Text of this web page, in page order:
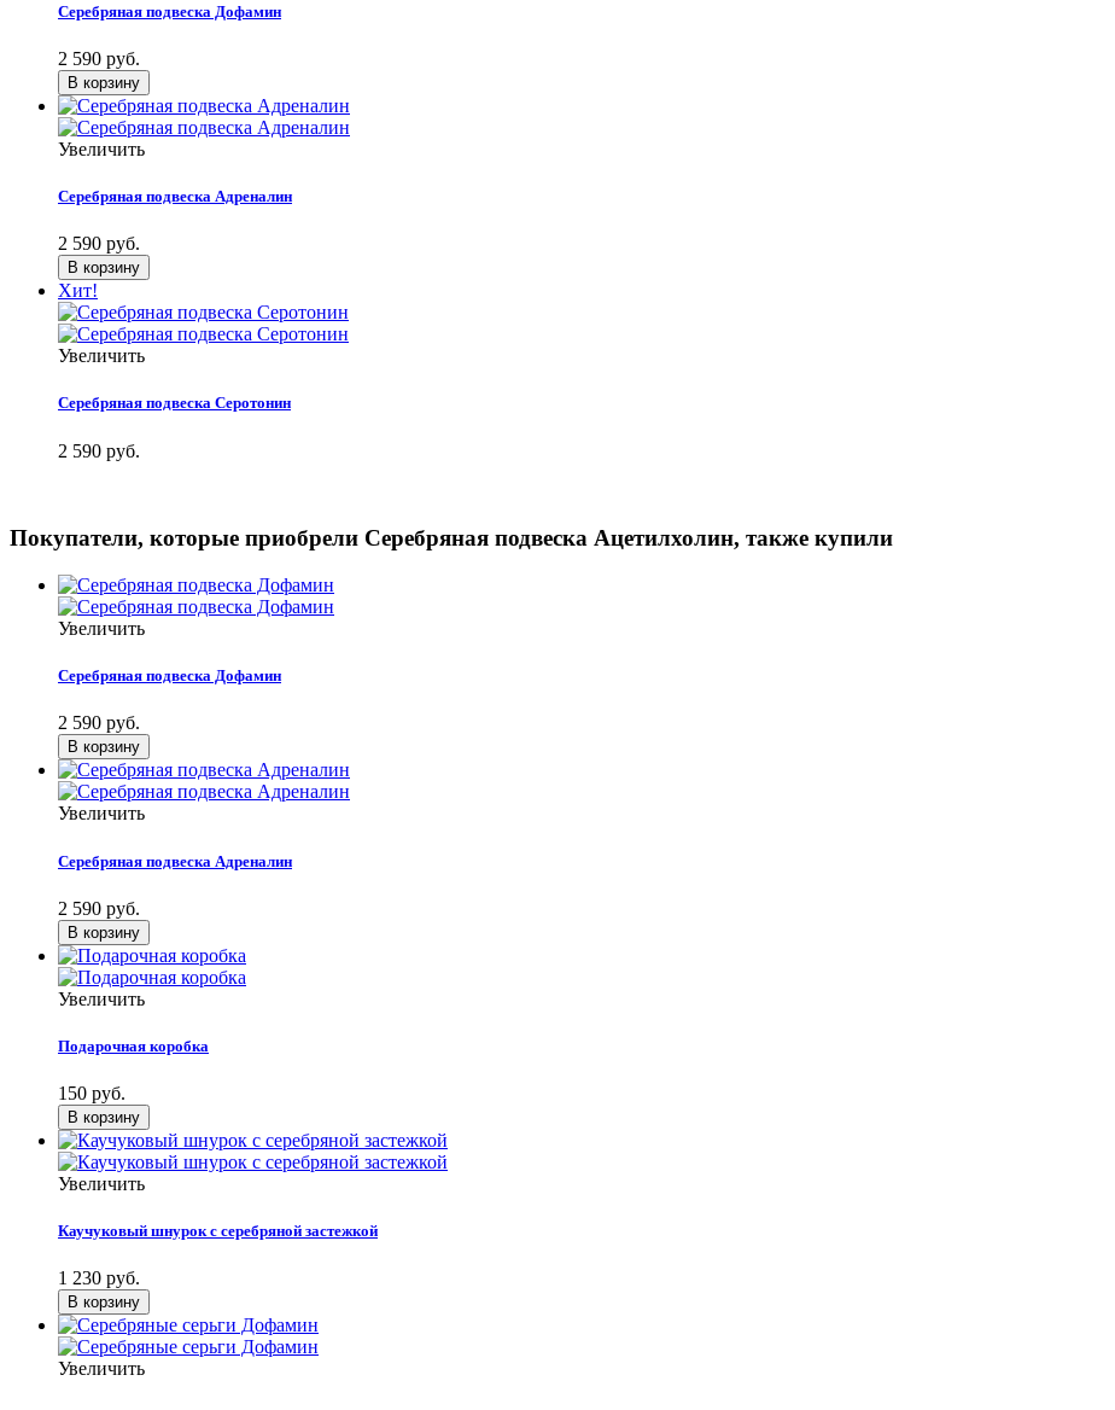
Серебряная подвеска Дофамин
2 590 руб.
Увеличить
Серебряная подвеска Адреналин
2 590 руб.
Хит!
Увеличить
Серебряная подвеска Серотонин
2 590 руб.
Покупатели, которые приобрели Серебряная подвеска Ацетилхолин, также купили
Увеличить
Серебряная подвеска Дофамин
2 590 руб.
Увеличить
Серебряная подвеска Адреналин
2 590 руб.
Увеличить
Подарочная коробка
150 руб.
Увеличить
Каучуковый шнурок с серебряной застежкой
1 230 руб.
Увеличить